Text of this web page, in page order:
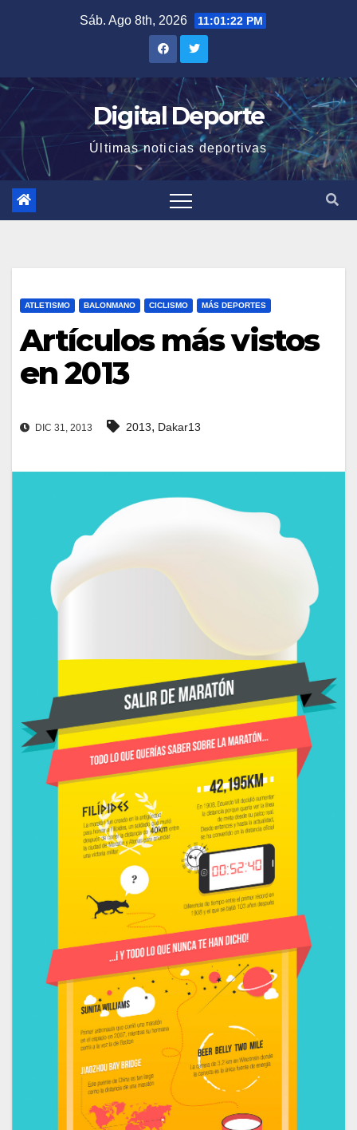
Sáb. Ago 8th, 2026 11:01:22 PM
Digital Deporte
Últimas noticias deportivas
ATLETISMO BALONMANO CICLISMO MÁS DEPORTES
Artículos más vistos
en 2013
DIC 31, 2013 2013, Dakar13